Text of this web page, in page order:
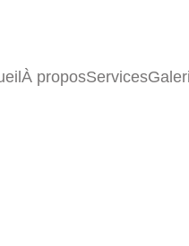
À proposServices